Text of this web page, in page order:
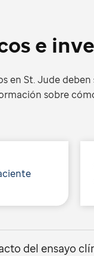
e
en St. Jude
sobre
del ensayo